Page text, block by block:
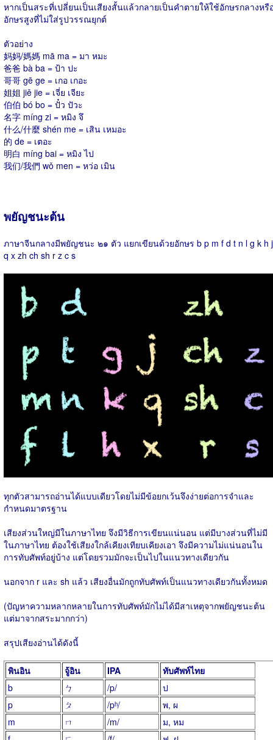
หากเป็นสระที่เปลี่ยนเป็นเสียงสั้นแล้วกลายเป็นคำตายให้ใช้อักษรกลางหรื
อักษรสูงที่ไม่ใส่รูปวรรณยุกต์
ตัวอย่าง
妈妈/媽媽 mā ma = มา หมะ
爸爸 bà ba = ป้า ปะ
哥哥 gē ge = เกอ เกอะ
姐姐 jiě jie = เจี่ย เจียะ
伯伯 bó bo = ปั๋ว ปัวะ
名字 míng zi = หมิง จึ
什么/什麼 shén me = เสิน เหมอะ
的 de = เตอะ
明白 míng bai = หมิง ไป
我们/我們 wǒ men = หว่อ เมิน
พยัญชนะต้น
ภาษาจีนกลางมีพยัญชนะ ๒๑ ตัว แยกเขียนด้วยอักษร b p m f d t n l g k h j
q x zh ch sh r z c s
ทุกตัวสามารถอ่านได้แบบเดียวโดยไม่มีข้อยกเว้นจึงง่ายต่อการจำและ
กำหนดมาตรฐาน
เสียงส่วนใหญ่มีในภาษาไทย จึงมีวิธีการเขียนแน่นอน แต่มีบางส่วนที่ไม่มี
ในภาษาไทย ต้องใช้เสียงใกล้เคียงเทียบเคียงเอา จึงมีความไม่แน่นอนใน
การทับศัพท์อยู่บ้าง แต่โดยรวมมักจะเป็นไปในแนวทางเดียวกัน
นอกจาก r และ sh แล้ว เสียงอื่นมักถูกทับศัพท์เป็นแนวทางเดียวกันทั้งหมด
(ปัญหาความหลากหลายในการทับศัพท์มักไม่ได้มีสาเหตุจากพยัญชนะต้น
แต่มาจากสระมากกว่า)
สรุปเสียงอ่านได้ดังนี้
พินอิน จู้อิน IPA
ทับศัพท์ไทย
b
ㄅ /p/
ป
p
ㄆ /pʰ/
พ, ผ
m
ㄇ /m/
ม, หม